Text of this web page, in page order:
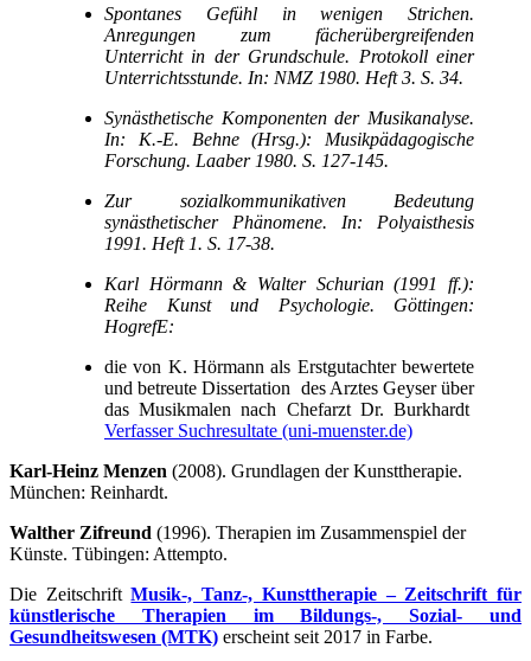
Spontanes Gefühl in wenigen Strichen.
Anregungen zum fächerübergreifenden
Unterricht in der Grundschule. Protokoll einer
Unterrichtsstunde. In: NMZ 1980. Heft 3. S. 34.
Synästhetische Komponenten der Musikanalyse.
In: K.-E. Behne (Hrsg.): Musikpädagogische
Forschung. Laaber 1980. S. 127-145.
Zur sozialkommunikativen Bedeutung
synästhetischer Phänomene. In: Polyaisthesis
1991. Heft 1. S. 17-38.
Karl Hörmann & Walter Schurian (1991 ff.):
Reihe Kunst und Psychologie. Göttingen:
HogrefE:
die von K. Hörmann als Erstgutachter bewertete
und betreute Dissertation des Arztes Geyser über
das Musikmalen nach Chefarzt Dr. Burkhardt
Verfasser Suchresultate (uni-muenster.de)
Karl-Heinz Menzen (2008). Grundlagen der Kunsttherapie.
München: Reinhardt.
Walther Zifreund (1996). Therapien im Zusammenspiel der
Künste. Tübingen: Attempto.
Die Zeitschrift Musik-, Tanz-, Kunsttherapie – Zeitschrift für
künstlerische Therapien im Bildungs-, Sozial- und
Gesundheitswesen (MTK) erscheint seit 2017 in Farbe.